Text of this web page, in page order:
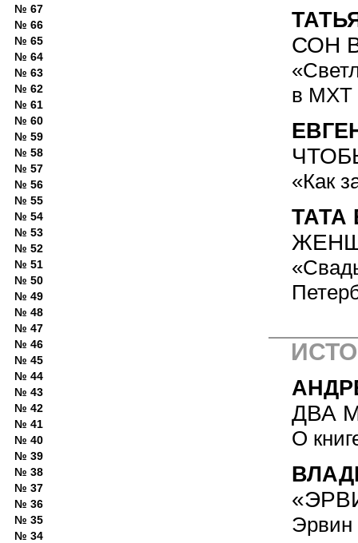
СОН
в МХТ
«Как
ТАТА
ДВА
О
Эрвин
№ 67
№ 66
№ 65
№ 64
№ 63
№ 62
№ 61
№ 60
№ 59
№ 58
№ 57
№ 56
№ 55
№ 54
№ 53
№ 52
№ 51
№ 50
№ 49
№ 48
№ 47
№ 46
№ 45
№ 44
№ 43
№ 42
№ 41
№ 40
№ 39
№ 38
№ 37
№ 36
№ 35
№ 34